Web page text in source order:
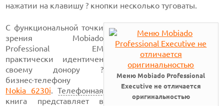
нажатии на клавишу ? кнопки несколько туговаты.
Меню Mobiado Professional
Executive не отличается
оригинальностью
С функциональной точки
зрения Mobiado
Professional EM
практически идентичен
своему донору ?
бизнес-телефону
Nokia 6230i. Телефонная
книга представляет в